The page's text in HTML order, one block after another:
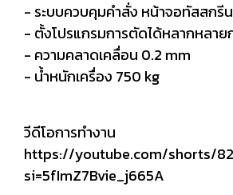
- ระบบควบคุมคำสั่ง หน้าจอทัสสกรีน
- ตั้งโปรแกรมการตัดได้หลากหลาย
- ความคลาดเคลื่อน 0.2 mm
- น้ำหนักเครื่อง 750 kg
วีดีโอการทำงาน
https://youtube.com/shorts/
si=5fImZ7Bvie_j665A